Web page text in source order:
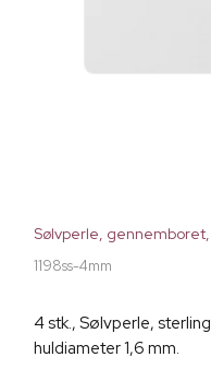
Sølvperle,
1198ss-4mm
4 stk., Sølvperle,
huldiameter 1,6 mm.